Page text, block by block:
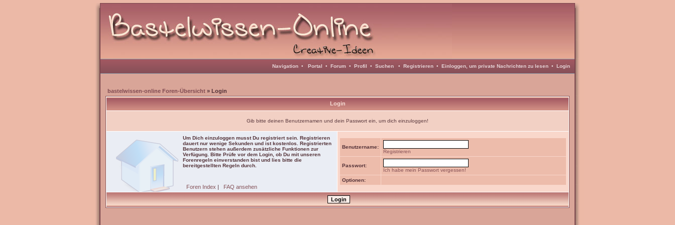
Navigation • Portal • Forum • Profil • Suchen • Registrieren • Einloggen, um private Nachrichten zu lesen • Login
bastelwissen-online Foren-Übersicht » Login
Login
Gib bitte deinen Benutzernamen und dein Passwort ein, um dich einzuloggen!
Um Dich einzuloggen musst Du registriert sein. Registrieren
dauert nur wenige Sekunden und ist kostenlos. Registrierten
Benutzern stehen außerdem zusätzliche Funktionen zur
Verfügung. Bitte Prüfe vor dem Login, ob Du mit unseren
Forenregeln einverstanden bist und lies bitte die
bereitgestellten Regeln durch.
Foren Index | FAQ ansehen
Benutzername:
Registrieren
Passwort:
Ich habe mein Passwort vergessen!
Optionen: